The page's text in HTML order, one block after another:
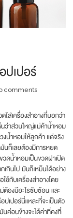
ปเปอร์
comments
ใส่เครื่องสำอางที่บอกว่า
นว่าส่วนใหญ่แม่ค้าน้ำหอม
งน้ำหอมให้ลูกค้า แต่จริง
มันก็เลยต้องมีการหยด
ดน้ำหอมเป็นขวดฝาเปิด
เกินไป มันก็เหม็นได้อย่าง
ช้กับเครื่องสำอางโดย
ม่ต้องมีอะไรซับซ้อน และ
เปอร์นี่แหละที่จะเป็นตัว
นค่อนข้างจะได้ค่าที่คงที่